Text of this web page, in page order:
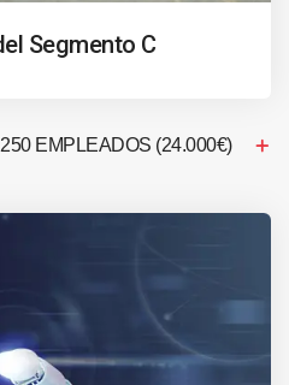
Segmento C
EMPLEADOS (24.000€)